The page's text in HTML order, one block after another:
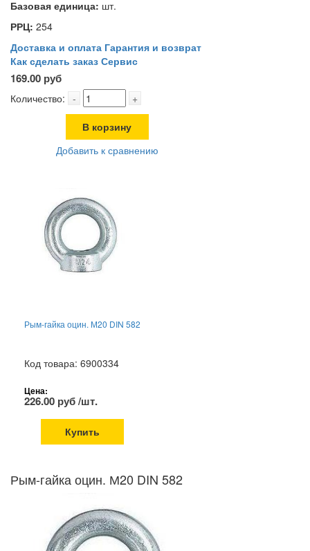
Базовая единица: шт.
РРЦ: 254
Доставка и оплата Гарантия и возврат
Как сделать заказ Сервис
169.00 руб
Количество: - +
В корзину
Добавить к сравнению
Рым-гайка оцин. М20 DIN 582
Код товара: 6900334
Цена:
226.00 руб /шт.
Купить
Рым-гайка оцин. М20 DIN 582